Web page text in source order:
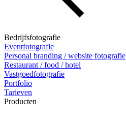
Bedrijfsfotografie
Eventfotografie
Personal branding / website fotografie
Restaurant / food / hotel
Vastgoedfotografie
Portfolio
Tarieven
Producten